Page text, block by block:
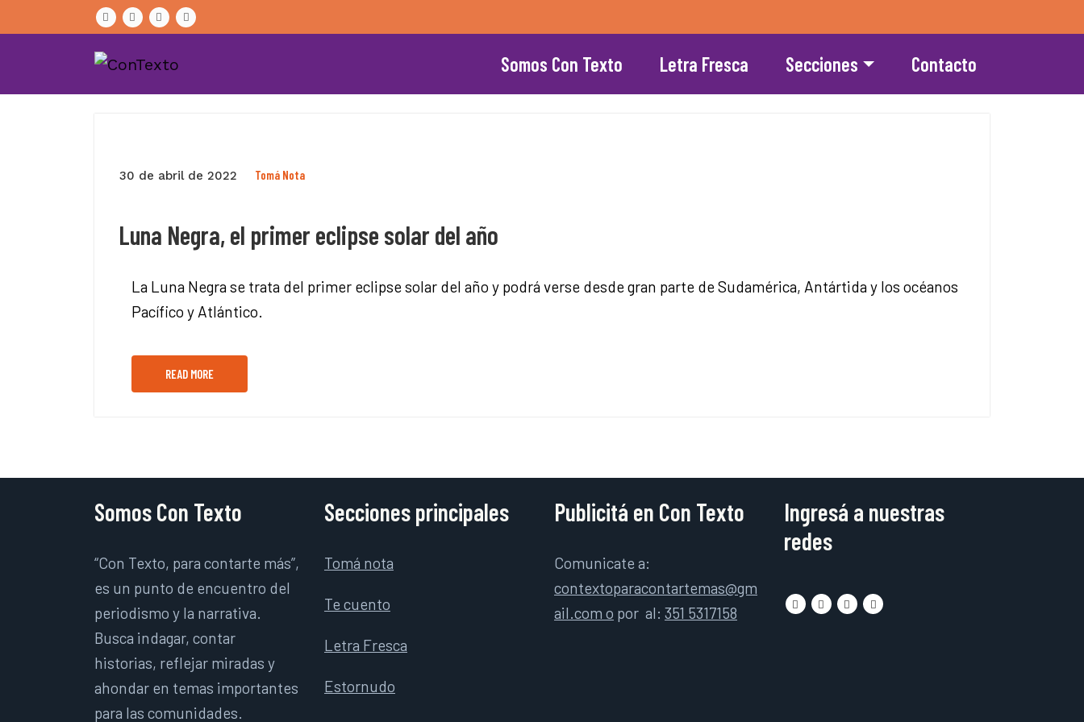
to
Somos Con Texto Letra Fresca Secciones Contacto
30 de abril de 2022 Tomá Nota
Luna Negra, el primer eclipse solar del año
La Luna Negra se trata del primer eclipse solar del año y podrá verse desde gran parte de Sudamérica, Antártida y los océanos
Pacífico y Atlántico.
READ MORE
Somos Con Texto
“Con Texto, para contarte más”,
es un punto de encuentro del
periodismo y la narrativa.
Busca indagar, contar
historias, reflejar miradas y
ahondar en temas importantes
para las comunidades.
Secciones principales
Tomá nota
Te cuento
Letra Fresca
Estornudo
Publicitá en Con Texto
Comunicate a:
contextoparacontartemas@gm
ail.com o por al: 351 5317158
Ingresá a nuestras
redes